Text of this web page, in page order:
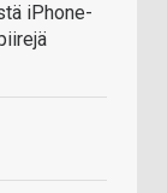
iPhone-